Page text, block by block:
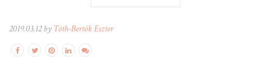
2019.03.12 by Tóth-Bertók Eszter